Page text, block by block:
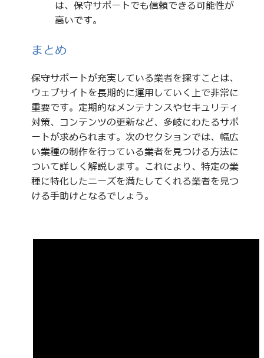
は、保守サポートでも信頼できる可能性が
高いです。
まとめ
保守サポートが充実している業者を探すことは、
ウェブサイトを長期的に運用していく上で非常に
重要です。定期的なメンテナンスやセキュリティ
対策、コンテンツの更新など、多岐にわたるサポ
ートが求められます。次のセクションでは、幅広
い業種の制作を行っている業者を見つける方法に
ついて詳しく解説します。これにより、特定の業
種に特化したニーズを満たしてくれる業者を見つ
ける手助けとなるでしょう。